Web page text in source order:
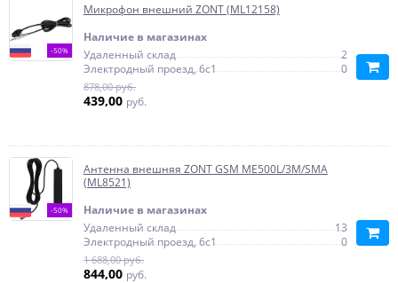
-50%
Микрофон внешний ZONT (ML12158)
Наличие в магазинах
Удаленный склад
2
Электродный проезд, 6с1
0
878,00 руб.
439,00 руб.
-50%
Антенна внешняя ZONT GSM ME500L/3M/SMA
(ML8521)
Наличие в магазинах
Удаленный склад
13
Электродный проезд, 6с1
0
1 688,00 руб.
844,00 руб.